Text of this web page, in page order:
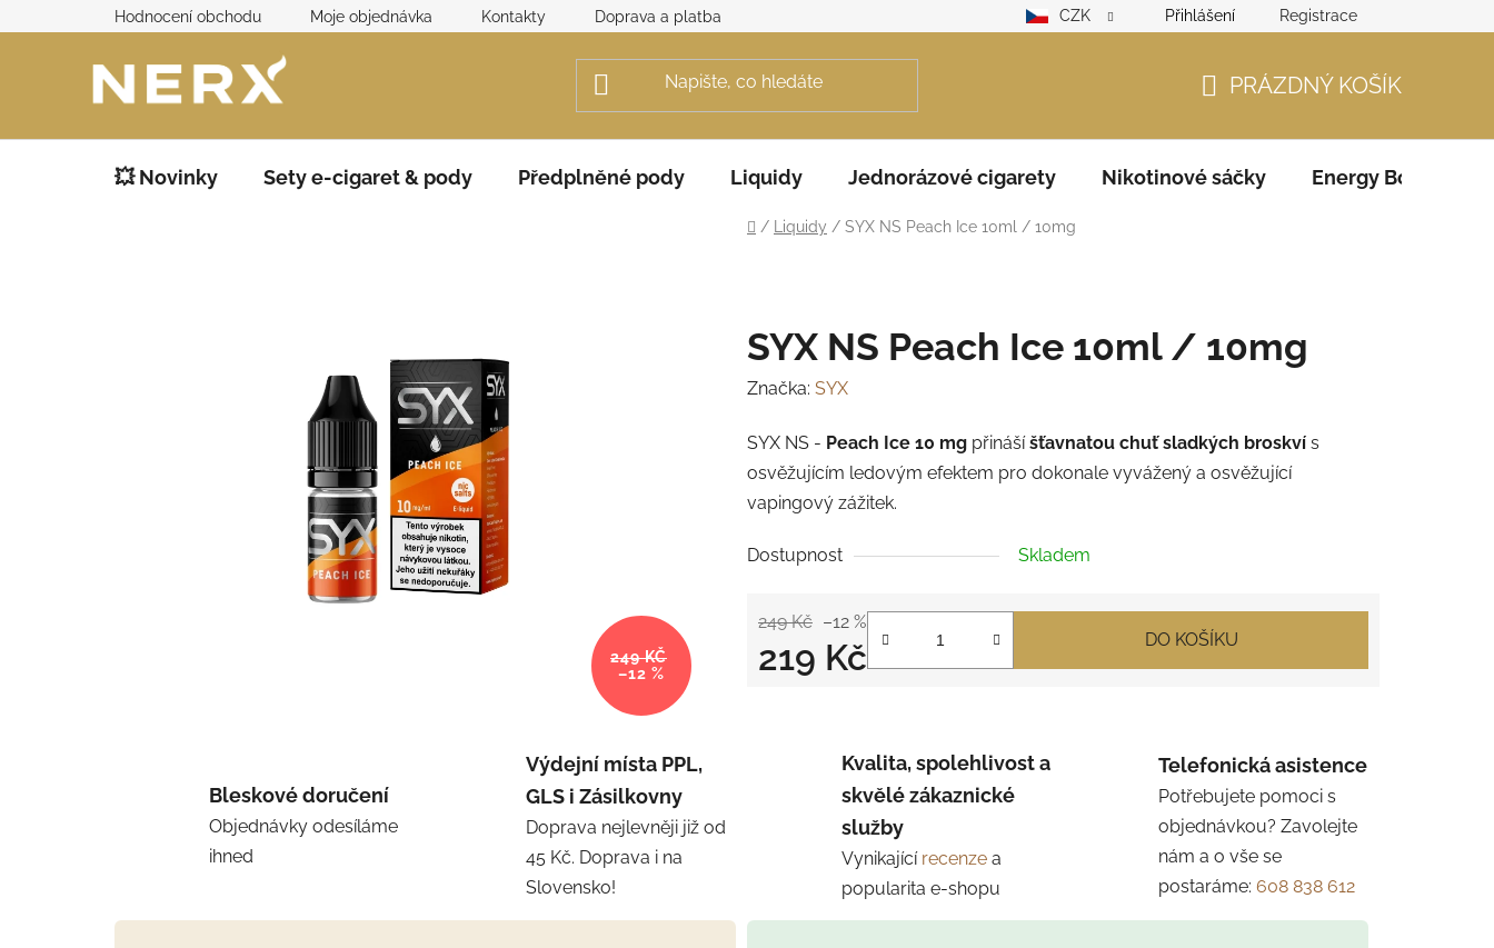
na
Hodnocení obchodu Moje objednávka Kontakty Doprava a platba Reklamační řád GDPR Zodpovědný prodejce – ověření věku
CZK Přihlášení Registrace
KOŠÍK
PRÁZDNÝ KOŠÍK
💥 Novinky Sety e-cigaret & pody Předplněné pody Liquidy Jednorázové cigarety Nikotinové sáčky Energy Boosters
Domů
/ Liquidy / SYX NS Peach Ice 10ml / 10mg
SYX NS Peach Ice 10ml / 10mg
Značka: SYX
SYX NS - Peach Ice 10 mg přinášíšťavnatou chuť sladkých broskví s
osvěžujícím ledovým efektem pro dokonale vyvážený a osvěžující
vapingový zážitek.
Dostupnost Skladem
249 Kč –12 %
219 Kč DO KOŠÍKU
249 KČ
–12 %
Bleskové doručení
Objednávky odesíláme
ihned
Výdejní místa PPL,
GLS i Zásilkovny
Doprava nejlevněji již od
45 Kč. Doprava i na
Slovensko!
Kvalita, spolehlivost a
skvělé zákaznické
služby
Vynikající recenze a
popularita e-shopu
Telefonická asistence
Potřebujete pomoci s
objednávkou? Zavolejte
nám a o vše se
postaráme: 608 838 612